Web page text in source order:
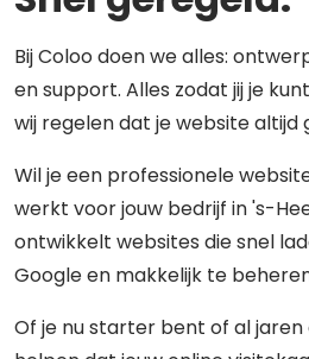
Bij Coloo doen we alles:
en support. Alles zodat jij je
wij regelen dat je website altijd
Wil je een professionele
werkt voor jouw bedrijf in 's-
ontwikkelt websites die snel
Google en makkelijk te
Of je nu starter bent of al